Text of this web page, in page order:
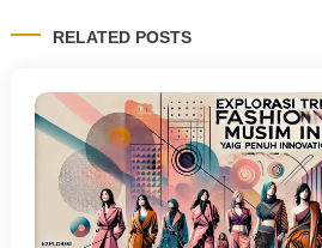
RELATED POSTS